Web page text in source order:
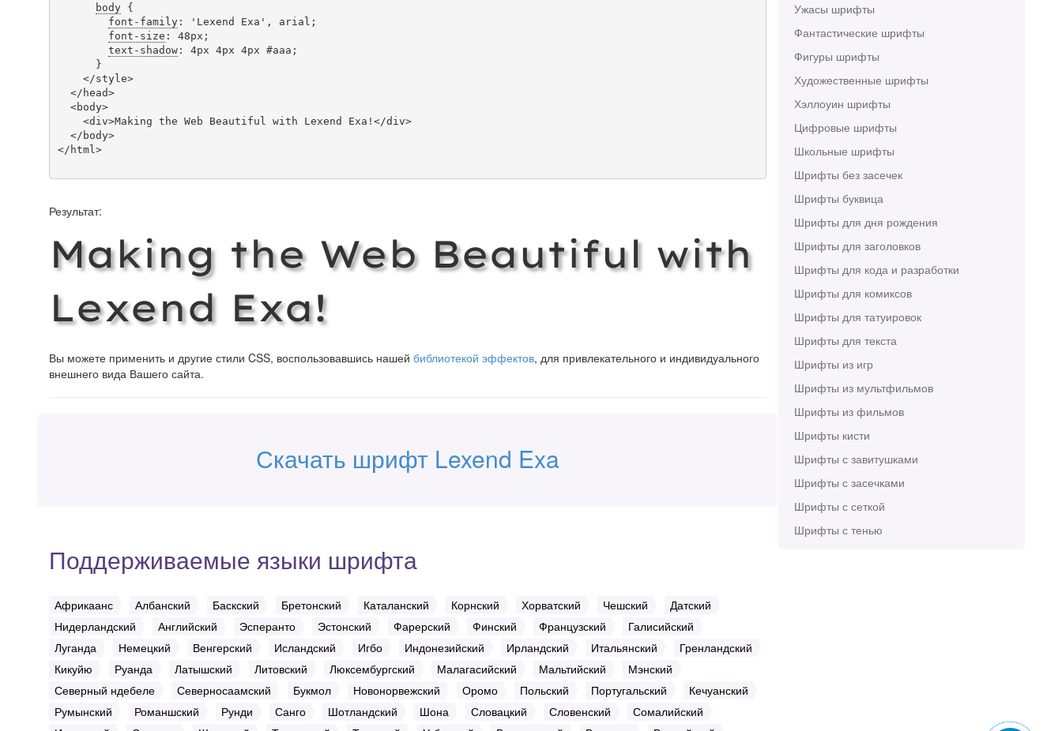
Ужасы шрифты
Фантастические шрифты
Фигуры шрифты
Художественные шрифты
Хэллоуин шрифты
Цифровые шрифты
Школьные шрифты
Шрифты без засечек
Шрифты буквица
Шрифты для дня рождения
Шрифты для заголовков
Шрифты для кода и разработки
Шрифты для комиксов
Шрифты для татуировок
Шрифты для текста
Шрифты из игр
Шрифты из мультфильмов
Шрифты из фильмов
Шрифты кисти
Шрифты с завитушками
Шрифты с засечками
Шрифты с сеткой
Шрифты с тенью
body {
font-family: 'Lexend Exa', arial;
font-size : 48px;
text-shadow: 4px 4px 4px #aaa;
</html>
Результат:
Making the Web Beautiful with
Lexend Exa!
Вы можете применить и другие стили CSS, воспользовавшись нашей библиотекой эффектов, для привлекательного и индивидуального
внешнего вида Вашего сайта.
Скачать шрифт Lexend Exa
Поддерживаемые языки шрифта
Африкаанс Албанский Баскский Бретонский Каталанский Корнский Хорватский Чешский
Датский
Нидерландский
Английский Эсперанто Эстонский Фарерский Финский Французский
Галисийский
Луганда
Немецкий Венгерский Исландский Игбо Индонезийский Ирландский Итальянский
Гренландский
Кикуйю
Руанда Латышский Литовский Люксембургский Малагасийский Мальтийский
Мэнский
Северный ндебеле
Северносаамский Букмол Новонорвежский Оромо Польский Португальский
Кечуанский
Румынский
Романшский Рунди Санго Шотландский Шона Словацкий Словенский
Сомалийский